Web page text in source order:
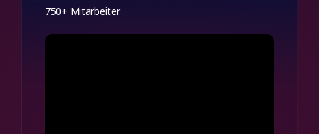
750+ Mitarbeiter